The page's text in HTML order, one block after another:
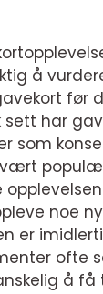
å
før
sett har
som
noe
er
ofte
å få